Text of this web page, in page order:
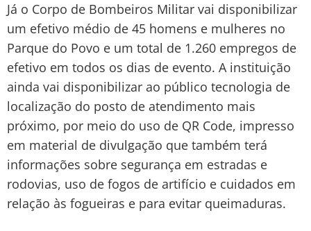
Já o Corpo de Bombeiros Militar vai disponibilizar
um efetivo médio de 45 homens e mulheres no
Parque do Povo e um total de 1.260 empregos de
efetivo em todos os dias de evento. A instituição
ainda vai disponibilizar ao público tecnologia de
localização do posto de atendimento mais
próximo, por meio do uso de QR Code, impresso
em material de divulgação que também terá
informações sobre segurança em estradas e
rodovias, uso de fogos de artifício e cuidados em
relação às fogueiras e para evitar queimaduras.